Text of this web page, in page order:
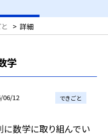
> 詳細
学
06/12 できごと
に数学に取り組んでい